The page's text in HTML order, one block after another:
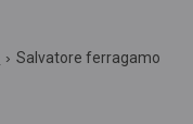
Salvatore ferragamo